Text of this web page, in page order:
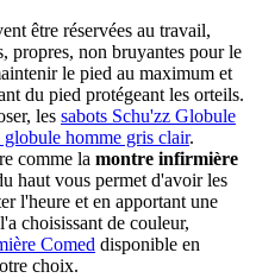
être réservées au travail,
propres, non bruyantes pour le
le pied au maximum et
du pied protégeant les orteils.
les sabots Schu'zz Globule
globule homme gris clair.
comme la montre infirmière
haut vous permet d'avoir les
l'heure et en apportant une
choisissant de couleur,
Comed disponible en
choix.